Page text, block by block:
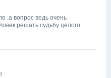
.а вопрос ведь очень
решать судьбу целого